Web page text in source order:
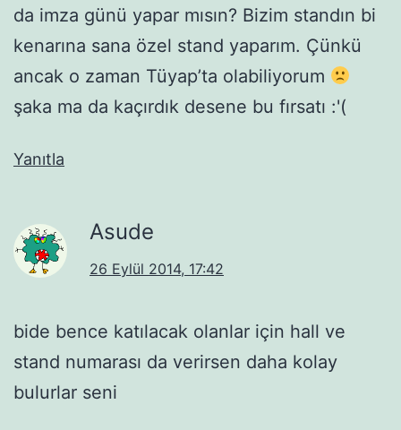
da imza günü yapar mısın? Bizim standın bi
kenarına sana özel stand yaparım. Çünkü
ancak o zaman Tüyap’ta olabiliyorum
şaka ma da kaçırdık desene bu fırsatı :'(
Yanıtla
Asude
26 Eylül 2014, 17:42
bide bence katılacak olanlar için hall ve
stand numarası da verirsen daha kolay
bulurlar seni